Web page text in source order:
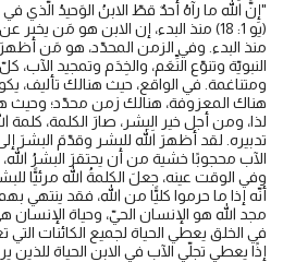
"إِنَّ اللهَ ما رآهُ أَحدٌ قطّ الابنُ الوَحيدُ الَّذي
(يو 1: 18) منذ البدء، إن الابن هو مَن
منذ البدء. وفي الزمن المحدّد، هو مَن
النبويّة وتنوّع النِّعَم، والخِدَم وتمجيد الآب،
ومتناغمة. في الواقع، حيث هنالك تأليف،
هناك المعزوفة، هنالك زمن محدّد؛ وحيث
لذا، ومن أجل خير البشر، صارَ الكلمة،
تدبيره. لقد أظهرَ اللهَ للبشر وقدّمَ البشرَ
الآب محجوبًا خشية من أن يحتقرَ البشرُ
وفي الوقت عينه، جعلَ الكلمةُ الله مرئيًّا
أنّه إذا ما حرموا كليًّا من الله، فقد ينتهي
مجد الله هو الإنسان الحيّ، وحياة الإنسان
في الخلق يعطي الحياة لجميع الكائنات
إذًا يعطي تجلّي الآب في الابن الحياة للذين